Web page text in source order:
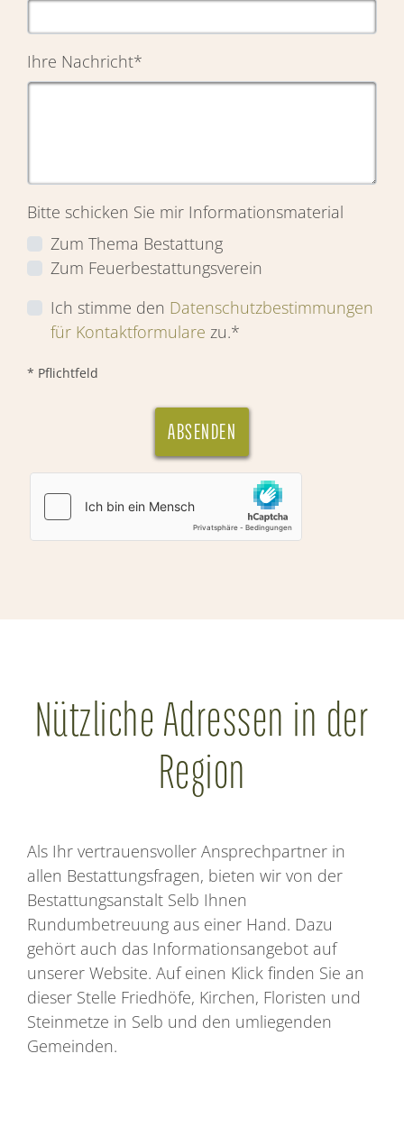
Ihre Nachricht*
Bitte schicken Sie mir Informationsmaterial
Zum Thema Bestattung
Zum Feuerbestattungsverein
Ich stimme den Datenschutzbestimmungen
für Kontaktformulare zu.*
* Pflichtfeld
ABSENDEN
Nützliche Adressen in der
Region
Als Ihr vertrauensvoller Ansprechpartner in
allen Bestattungsfragen, bieten wir von der
Bestattungsanstalt Selb Ihnen
Rundumbetreuung aus einer Hand. Dazu
gehört auch das Informationsangebot auf
unserer Website. Auf einen Klick finden Sie an
dieser Stelle Friedhöfe, Kirchen, Floristen und
Steinmetze in Selb und den umliegenden
Gemeinden.